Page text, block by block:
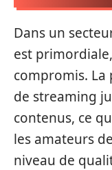
Dans un
est
compromis.
de streaming
contenus, ce
les amateurs
niveau de